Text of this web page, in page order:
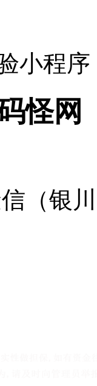
小程序
怪网
（银